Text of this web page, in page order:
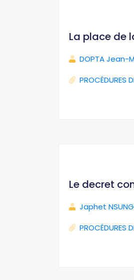
La place de
DOPTA Jean-
PROCÉDURES
Le decret
Japhet
PROCÉDURES